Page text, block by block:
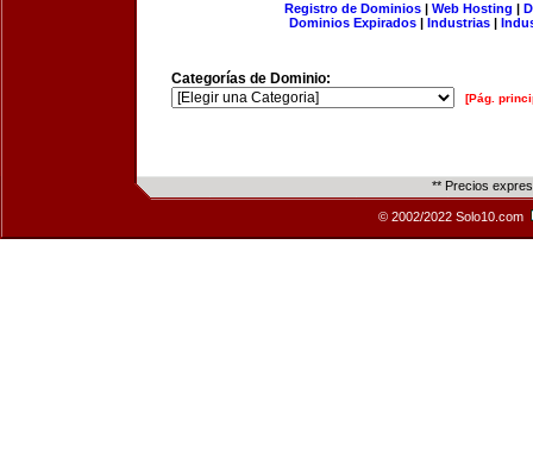
Registro de Dominios| Web Hosting |
Dominios Expirados | Industrias |
Categorías de Dominio:
[Pág.
** Precios
© 2002/2022 Solo10.com